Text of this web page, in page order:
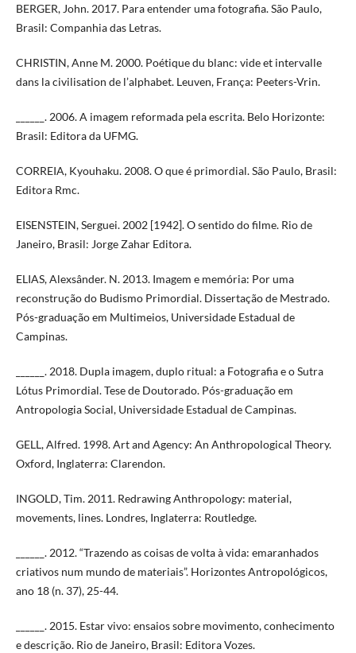
BERGER, John. 2017. Para entender uma fotografia. São Paulo,
Brasil: Companhia das Letras.
CHRISTIN, Anne M. 2000. Poétique du blanc: vide et intervalle
dans la civilisation de l’alphabet. Leuven, França: Peeters-Vrin.
______. 2006. A imagem reformada pela escrita. Belo Horizonte:
Brasil: Editora da UFMG.
CORREIA, Kyouhaku. 2008. O que é primordial. São Paulo, Brasil:
Editora Rmc.
EISENSTEIN, Serguei. 2002 [1942]. O sentido do filme. Rio de
Janeiro, Brasil: Jorge Zahar Editora.
ELIAS, Alexsânder. N. 2013. Imagem e memória: Por uma
reconstrução do Budismo Primordial. Dissertação de Mestrado.
Pós-graduação em Multimeios, Universidade Estadual de
Campinas.
______. 2018. Dupla imagem, duplo ritual: a Fotografia e o Sutra
Lótus Primordial. Tese de Doutorado. Pós-graduação em
Antropologia Social, Universidade Estadual de Campinas.
GELL, Alfred. 1998. Art and Agency: An Anthropological Theory.
Oxford, Inglaterra: Clarendon.
INGOLD, Tim. 2011. Redrawing Anthropology: material,
movements, lines. Londres, Inglaterra: Routledge.
______. 2012. “Trazendo as coisas de volta à vida: emaranhados
criativos num mundo de materiais”. Horizontes Antropológicos,
ano 18 (n. 37), 25-44.
______. 2015. Estar vivo: ensaios sobre movimento, conhecimento
e descrição. Rio de Janeiro, Brasil: Editora Vozes.